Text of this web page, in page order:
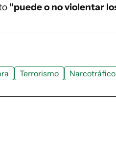
"puede o no violentar
Terrorismo Narcotráfico